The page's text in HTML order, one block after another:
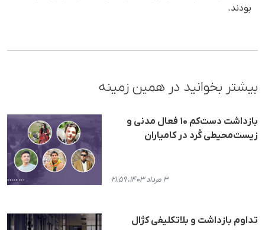
بودند.
بیشتر بخوانید در همین زمینه
بازداشت دست‌کم ۱۰ فعال مدنی و
زیست‌محیطی کُرد در کامیاران
۳ مرداد ۱۴۰۳، ۲۱:۵۹
تداوم بازداشت و بلاتکلیفی کژال